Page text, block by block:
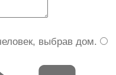
выбрав дом.